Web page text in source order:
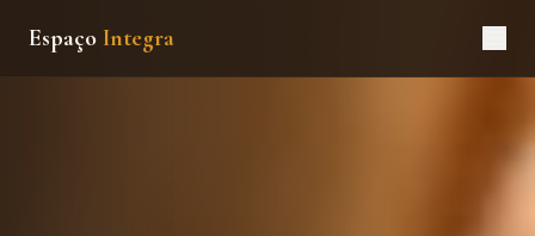
Espaço Integra